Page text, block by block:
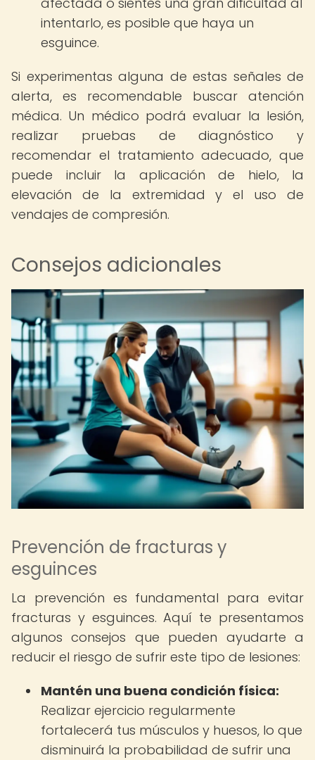
intentarlo, es posible que haya un
esguince.
Si experimentas alguna de estas señales de
alerta, es recomendable buscar atención
médica. Un médico podrá evaluar la lesión,
realizar pruebas de diagnóstico y
recomendar el tratamiento adecuado, que
puede incluir la aplicación de hielo, la
elevación de la extremidad y el uso de
vendajes de compresión.
Consejos adicionales
Prevención de fracturas y
esguinces
La prevención es fundamental para evitar
fracturas y esguinces. Aquí te presentamos
algunos consejos que pueden ayudarte a
reducir el riesgo de sufrir este tipo de lesiones:
Mantén una buena condición física:
Realizar ejercicio regularmente
fortalecerá tus músculos y huesos, lo que
disminuirá la probabilidad de sufrir una